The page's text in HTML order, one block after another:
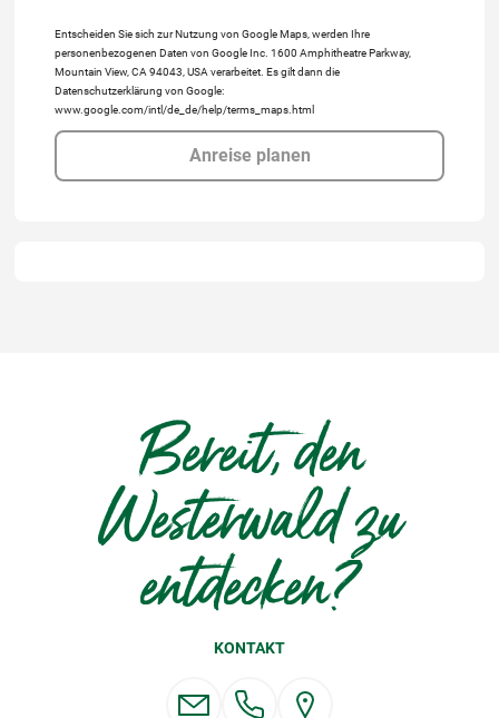
Entscheiden Sie sich zur Nutzung von Google Maps, werden Ihre
personenbezogenen Daten von Google Inc. 1600 Amphitheatre Parkway,
Mountain View, CA 94043, USA verarbeitet. Es gilt dann die
Datenschutzerklärung von Google:
www.google.com/intl/de_de/help/terms_maps.html
Anreise planen
Bereit, den
Westerwald zu
entdecken?
KONTAKT